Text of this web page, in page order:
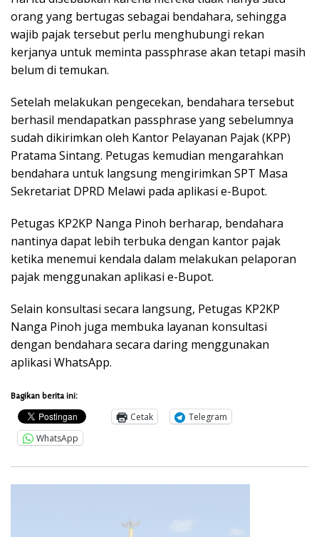
orang yang bertugas sebagai bendahara, sehingga
wajib pajak tersebut perlu menghubungi rekan
kerjanya untuk meminta passphrase akan tetapi masih
belum di temukan.
Setelah melakukan pengecekan, bendahara tersebut
berhasil mendapatkan passphrase yang sebelumnya
sudah dikirimkan oleh Kantor Pelayanan Pajak (KPP)
Pratama Sintang. Petugas kemudian mengarahkan
bendahara untuk langsung mengirimkan SPT Masa
Sekretariat DPRD Melawi pada aplikasi e-Bupot.
Petugas KP2KP Nanga Pinoh berharap, bendahara
nantinya dapat lebih terbuka dengan kantor pajak
ketika menemui kendala dalam melakukan pelaporan
pajak menggunakan aplikasi e-Bupot.
Selain konsultasi secara langsung, Petugas KP2KP
Nanga Pinoh juga membuka layanan konsultasi
dengan bendahara secara daring menggunakan
aplikasi WhatsApp.
Bagikan berita ini:
Cetak
Telegram
WhatsApp